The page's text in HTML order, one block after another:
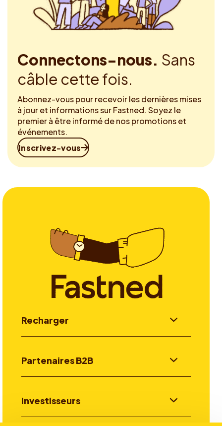
Connectons-nous. Sans
câble cette fois.
Abonnez-vous pour recevoir les dernières mises
à jour et informations sur Fastned. Soyez le
premier à être informé de nos promotions et
événements.
Inscrivez-vous
Recharger
Partenaires B2B
Investisseurs